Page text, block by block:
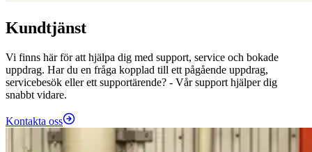
Kundtjänst
Vi finns här för att hjälpa dig med support, service och bokade
uppdrag. Har du en fråga kopplad till ett pågående uppdrag,
servicebesök eller ett supportärende? - Vår support hjälper dig
snabbt vidare.
Kontakta oss